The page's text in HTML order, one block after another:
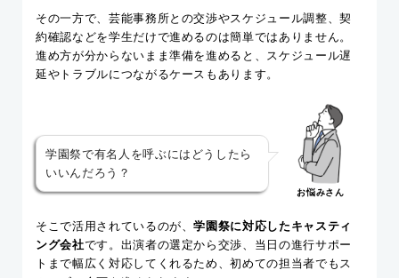
その一方で、芸能事務所との交渉やスケジュール調整、契
約確認などを学生だけで進めるのは簡単ではありません。
進め方が分からないまま準備を進めると、スケジュール遅
延やトラブルにつながるケースもあります。
学園祭で有名人を呼ぶにはどうしたら
いいんだろう？
お悩みさん
そこで活用されているのが、学園祭に対応したキャスティ
ング会社です。出演者の選定から交渉、当日の進行サポー
トまで幅広く対応してくれるため、初めての担当者でもス